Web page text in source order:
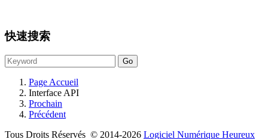
快速搜索
Page Accueil
Interface API
Prochain
Précédent
Tous Droits Réservés © 2014-2026 Logiciel Numérique Heureux